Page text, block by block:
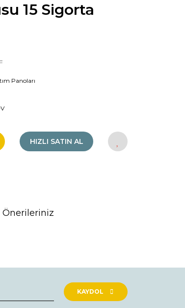
15 Sigorta
Panoları
HIZLI SATIN AL
Önerileriniz
KAYDOL